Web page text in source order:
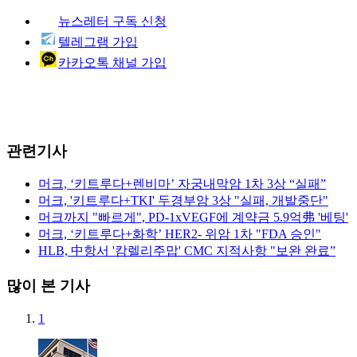
뉴스레터 구독 신청
텔레그램 가입
카카오톡 채널 가입
관련기사
머크, ‘키트루다+렌비마’ 자궁내막암 1차 3상 “실패”
머크, '키트루다+TKI' 두경부암 3상 "실패, 개발중단"
머크까지 "빠르게", PD-1xVEGF에 계약금 5.9억弗 '베팅'
머크, ‘키트루다+화학’ HER2- 위암 1차 "FDA 승인"
HLB, 中항서 '캄렐리주맙' CMC 지적사항 "보완 완료”
많이 본 기사
1